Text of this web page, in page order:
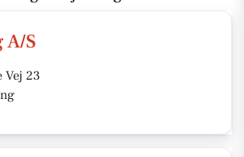
A/S
Vej 23